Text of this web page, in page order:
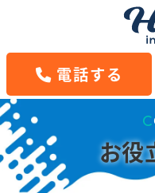
電話する
お役